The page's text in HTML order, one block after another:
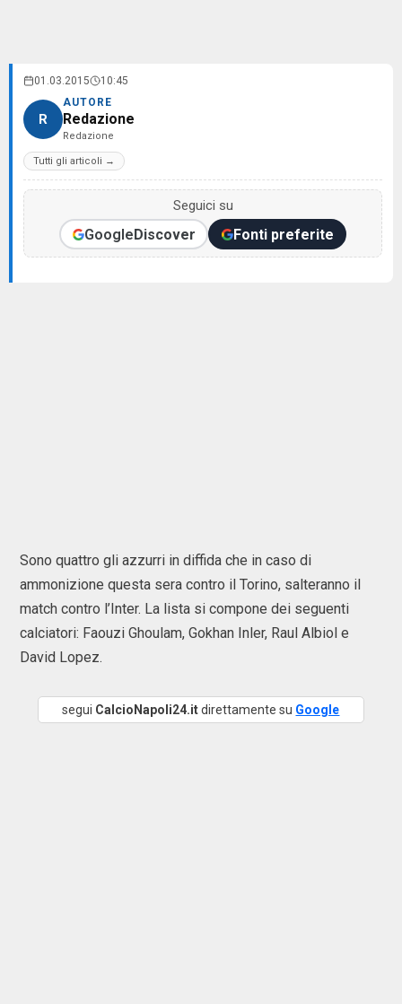
01.03.2015 10:45
R
AUTORE
Redazione
Redazione
Tutti gli articoli →
Seguici su
GoogleDiscover Fonti preferite
Sono quattro gli azzurri in diffida che in caso di
ammonizione questa sera contro il Torino, salteranno il
match contro l’Inter. La lista si compone dei seguenti
calciatori: Faouzi Ghoulam, Gokhan Inler, Raul Albiol e
David Lopez.
segui CalcioNapoli24.itdirettamente su Google